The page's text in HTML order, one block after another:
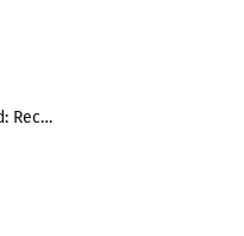
Schlagwort-Rechtsboard: Rechtsdienstleistungsgesetz